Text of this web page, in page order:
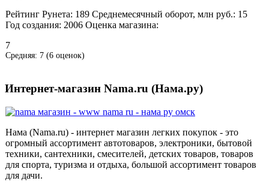
Рейтинг Рунета: 189 Среднемесячный оборот, млн руб.: 15
Год создания: 2006 Оценка магазина:
7
Средняя: 7 (6 оценок)
Интернет-магазин Nama.ru (Нама.ру)
Нама (Nama.ru) - интернет магазин легких покупок - это
огромный ассортимент автотоваров, электроники, бытовой
техники, сантехники, смесителей, детских товаров, товаров
для спорта, туризма и отдыха, большой ассортимент товаров
для дачи.